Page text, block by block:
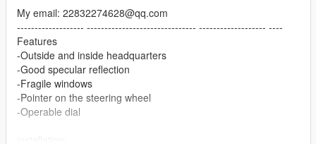
My email: 22832274628@qq.com
------------------- ------------------------------- ------------------- ----
Features
-Outside and inside headquarters
-Good specular reflection
-Fragile windows
-Pointer on the steering wheel
-Operable dial